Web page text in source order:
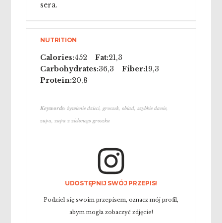
sera.
NUTRITION
Calories:452 Fat:21,3
Carbohydrates:36,3 Fiber:19,3
Protein:20,8
Keywords: żywienie dzieci, groszek, obiad, szybkie danie,
zupa, zupa z zielonego groszku
UDOSTĘPNIJ SWÓJ PRZEPIS!
Podziel się swoim przepisem, oznacz mój profil,
abym mogła zobaczyć zdjęcie!